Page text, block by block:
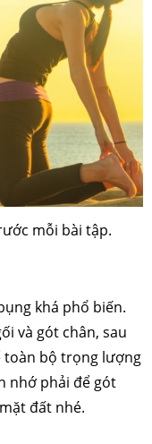
mỗi bài tập.
khá phổ biến.
và gót chân, sau
toàn bộ trọng lượng
nhớ phải để gót
đất nhé.